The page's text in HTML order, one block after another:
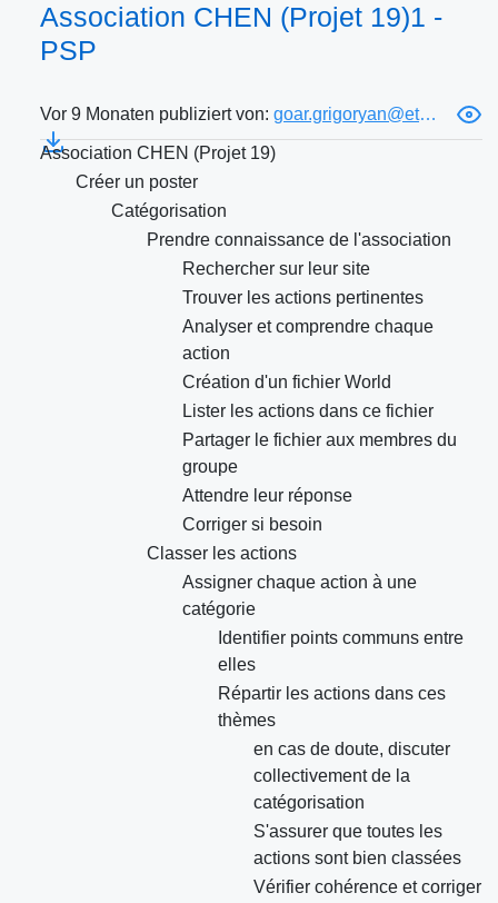
Association CHEN (Projet 19)1 -
PSP
Vor 9 Monaten publiziert von: goar.grigoryan@etudiant.univ-rennes.fr
Association CHEN (Projet 19)
Créer un poster
Catégorisation
Prendre connaissance de l'association
Rechercher sur leur site
Trouver les actions pertinentes
Analyser et comprendre chaque
action
Création d'un fichier World
Lister les actions dans ce fichier
Partager le fichier aux membres du
groupe
Attendre leur réponse
Corriger si besoin
Classer les actions
Assigner chaque action à une
catégorie
Identifier points communs entre
elles
Répartir les actions dans ces
thèmes
en cas de doute, discuter
collectivement de la
catégorisation
S'assurer que toutes les
actions sont bien classées
Vérifier cohérence et corriger